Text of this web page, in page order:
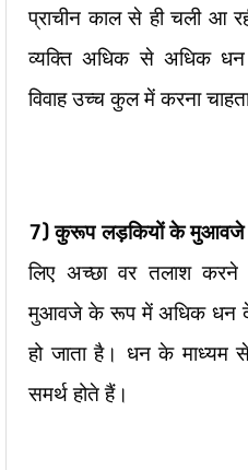
प्राचीन काल से ही चली आ
व्यक्ति अधिक से अधिक
विवाह उच्च कुल में करना
7)कुरूप लड़कियों के
लिए अच्छा वर तलाश करने
मुआवजे के रूप में अधिक धन
हो जाता है। धन के माध्यम
समर्थ होते हैं।